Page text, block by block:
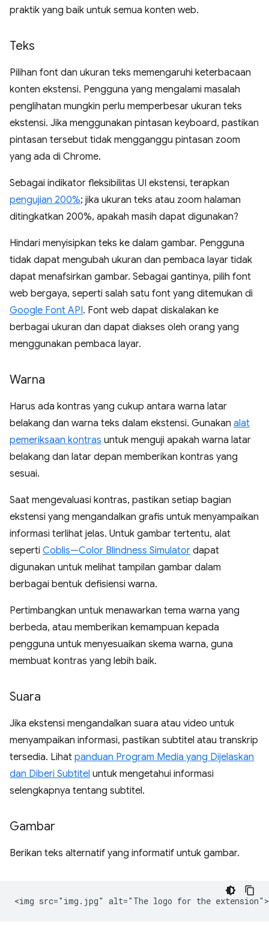
praktik yang baik untuk semua konten web.
Teks
Pilihan font dan ukuran teks memengaruhi keterbacaan
konten ekstensi. Pengguna yang mengalami masalah
penglihatan mungkin perlu memperbesar ukuran teks
ekstensi. Jika menggunakan pintasan keyboard, pastikan
pintasan tersebut tidak mengganggu pintasan zoom
yang ada di Chrome.
Sebagai indikator fleksibilitas UI ekstensi, terapkan
pengujian 200%; jika ukuran teks atau zoom halaman
ditingkatkan 200%, apakah masih dapat digunakan?
Hindari menyisipkan teks ke dalam gambar. Pengguna
tidak dapat mengubah ukuran dan pembaca layar tidak
dapat menafsirkan gambar. Sebagai gantinya, pilih font
web bergaya, seperti salah satu font yang ditemukan di
Google Font API. Font web dapat diskalakan ke
berbagai ukuran dan dapat diakses oleh orang yang
menggunakan pembaca layar.
Warna
Harus ada kontras yang cukup antara warna latar
belakang dan warna teks dalam ekstensi. Gunakan alat
pemeriksaan kontras untuk menguji apakah warna latar
belakang dan latar depan memberikan kontras yang
sesuai.
Saat mengevaluasi kontras, pastikan setiap bagian
ekstensi yang mengandalkan grafis untuk menyampaikan
informasi terlihat jelas. Untuk gambar tertentu, alat
seperti Coblis—Color Blindness Simulator dapat
digunakan untuk melihat tampilan gambar dalam
berbagai bentuk defisiensi warna.
Pertimbangkan untuk menawarkan tema warna yang
berbeda, atau memberikan kemampuan kepada
pengguna untuk menyesuaikan skema warna, guna
membuat kontras yang lebih baik.
Suara
Jika ekstensi mengandalkan suara atau video untuk
menyampaikan informasi, pastikan subtitel atau transkrip
tersedia. Lihat panduan Program Media yang Dijelaskan
dan Diberi Subtitel untuk mengetahui informasi
selengkapnya tentang subtitel.
Gambar
Berikan teks alternatif yang informatif untuk gambar.